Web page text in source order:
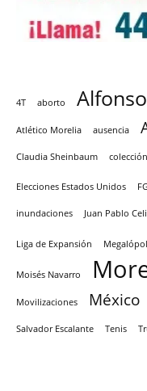
4T aborto
Atlético Morelia ausencia
Claudia Sheinbaum colección
Elecciones Estados Unidos
inundaciones Juan Pablo
Liga de Expansión
Moisés Navarro
Movilizaciones México
Salvador Escalante Tenis